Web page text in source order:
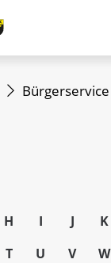
Bürgerservice
H I J
K
T U V
W